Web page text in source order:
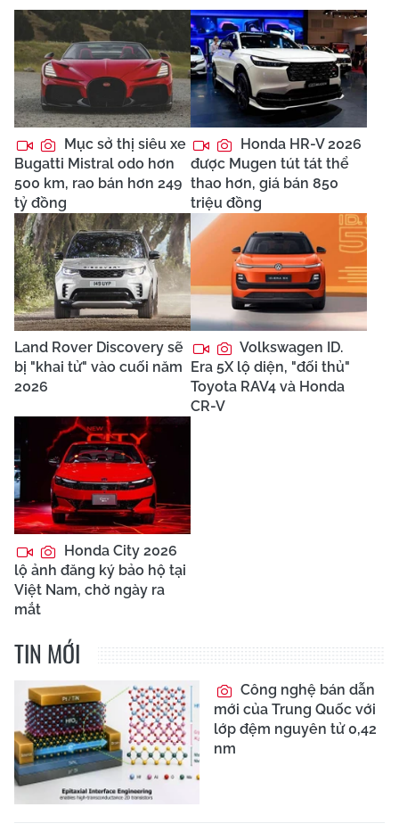
Mục sở thị siêu xe
Bugatti Mistral odo hơn
500 km, rao bán hơn 249
tỷ đồng
Honda HR-V 2026
được Mugen tút tát thể
thao hơn, giá bán 850
triệu đồng
Land Rover Discovery sẽ
bị "khai tử" vào cuối năm
2026
Volkswagen ID.
Era 5X lộ diện, "đối thủ"
Toyota RAV4 và Honda
CR-V
Honda City 2026
lộ ảnh đăng ký bảo hộ tại
Việt Nam, chờ ngày ra
mắt
TIN MỚI
Công nghệ bán dẫn
mới của Trung Quốc với
lớp đệm nguyên tử 0,42
nm